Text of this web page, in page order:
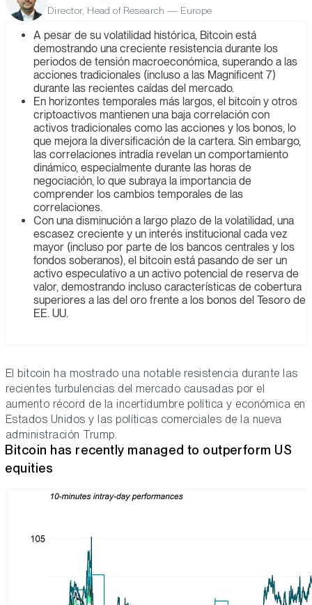
Director, Head of Research — Europe
A pesar de su volatilidad histórica, Bitcoin está
demostrando una creciente resistencia durante los
periodos de tensión macroeconómica, superando a las
acciones tradicionales (incluso a las Magnificent 7)
durante las recientes caídas del mercado.
En horizontes temporales más largos, el bitcoin y otros
criptoactivos mantienen una baja correlación con
activos tradicionales como las acciones y los bonos, lo
que mejora la diversificación de la cartera. Sin embargo,
las correlaciones intradía revelan un comportamiento
dinámico, especialmente durante las horas de
negociación, lo que subraya la importancia de
comprender los cambios temporales de las
correlaciones.
Con una disminución a largo plazo de la volatilidad, una
escasez creciente y un interés institucional cada vez
mayor (incluso por parte de los bancos centrales y los
fondos soberanos), el bitcoin está pasando de ser un
activo especulativo a un activo potencial de reserva de
valor, demostrando incluso características de cobertura
superiores a las del oro frente a los bonos del Tesoro de
EE. UU.
El bitcoin ha mostrado una notable resistencia durante las
recientes turbulencias del mercado causadas por el
aumento récord de la incertidumbre política y económica en
Estados Unidos y las políticas comerciales de la nueva
administración Trump.
Bitcoin has recently managed to outperform US
equities